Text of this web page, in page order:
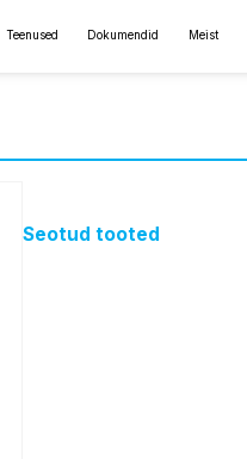
Teenused Dokumendid Meist
Seotud tooted